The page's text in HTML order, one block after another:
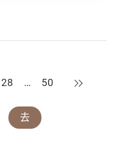
28 … 50 下一頁
去